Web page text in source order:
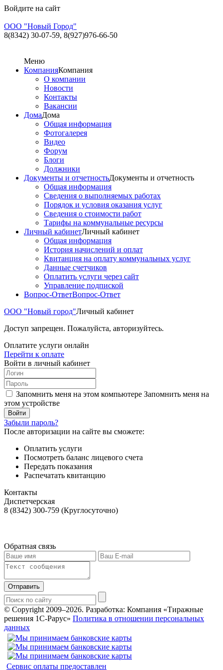
Войдите на сайт
ООО "Новый Город"
8(8342) 30-07-59, 8(927)976-66-50
Меню
КомпанияКомпания
О компании
Новости
Контакты
Вакансии
ДомаДома
Общая информация
Фотогалерея
Видео
Форум
Блоги
Должники
Документы и отчетностьДокументы и отчетность
Общая информация
Сведения о выполняемых работах
Порядок и условия оказания услуг
Сведения о стоимости работ
Тарифы на коммунальные ресурсы
Личный кабинетЛичный кабинет
Общая информация
История начислений и оплат
Квитанция на оплату коммунальных услуг
Данные счетчиков
Оплатить услуги через сайт
Управление подпиской
Вопрос-ОтветВопрос-Ответ
ООО "Новый город"Личный кабинет
Доступ запрещен. Пожалуйста, авторизуйтесь.
Оплатите услуги онлайн
Перейти к оплате
Войти в личный кабинет
Запомнить меня на этом компьютере Запомнить меня на
этом устройстве
Забыли пароль?
После авторизации на сайте вы сможете:
Оплатить услуги
Посмотреть баланс лицевого счета
Передать показания
Распечатать квитанцию
Контакты
Диспетчерская
8 (8342) 300-759 (Круглосуточно)
Обратная связь
Отправить
© Copyright 2009–2026. Разработка: Компания «Тиражные
решения 1С-Рарус» Политика в отношении персональных
данных
Сервис оплаты предоставлен